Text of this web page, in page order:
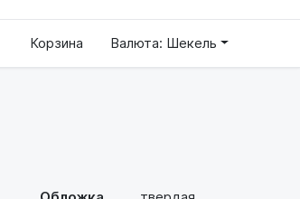
Корзина Валюта: Шекель